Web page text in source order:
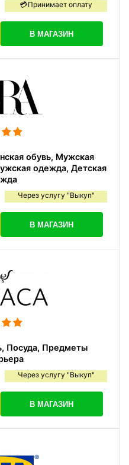
💳Принимает оплату
В МАГАЗИН
обувь, Мужская
одежда, Детская
Через услугу "Выкуп"
В МАГАЗИН
Посуда, Предметы
Через услугу "Выкуп"
В МАГАЗИН